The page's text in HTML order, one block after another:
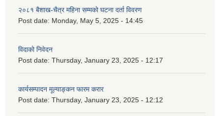
२०८१ बैशाख-चैत्र महिना सम्मको घटना दर्ता विवरण
Post date: Monday, May 5, 2025 - 14:45
विदाको निवेदन
Post date: Thursday, January 23, 2025 - 12:17
कार्यसम्पादन मूल्याङ्कन फारम करार
Post date: Thursday, January 23, 2025 - 12:12